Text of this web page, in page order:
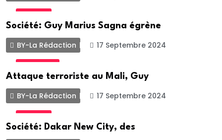
Société: Guy Marius Sagna égrène
BY-La Rédaction 17 Septembre 2024
Attaque terroriste au Mali, Guy
BY-La Rédaction 17 Septembre 2024
Société: Dakar New City, des